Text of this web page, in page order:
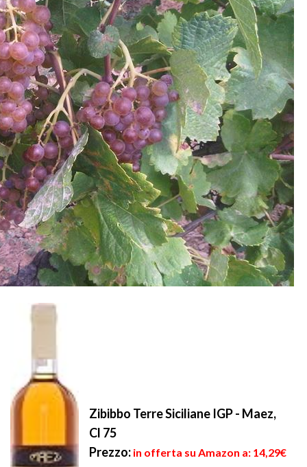
Zibibbo Terre Siciliane IGP - Maez,
Cl 75
Prezzo: in offerta su Amazon a: 14,29€